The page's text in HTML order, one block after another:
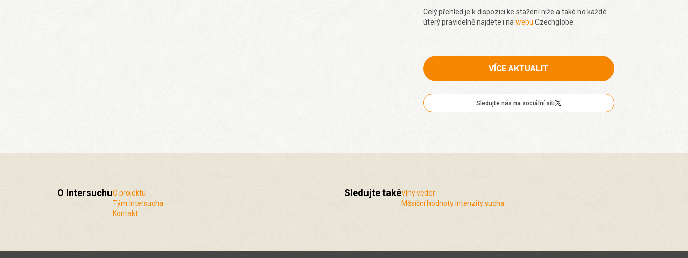
Celý přehled je k dispozici ke stažení níže a také ho každé
úterý pravidelně najdete i na webu Czechglobe.
VÍCE AKTUALIT
Sledujte nás na sociální síti
O IntersuchuO projektu
Tým Intersucha
Kontakt
Sledujte takéVlny veder
Měsíční hodnoty intenzity sucha